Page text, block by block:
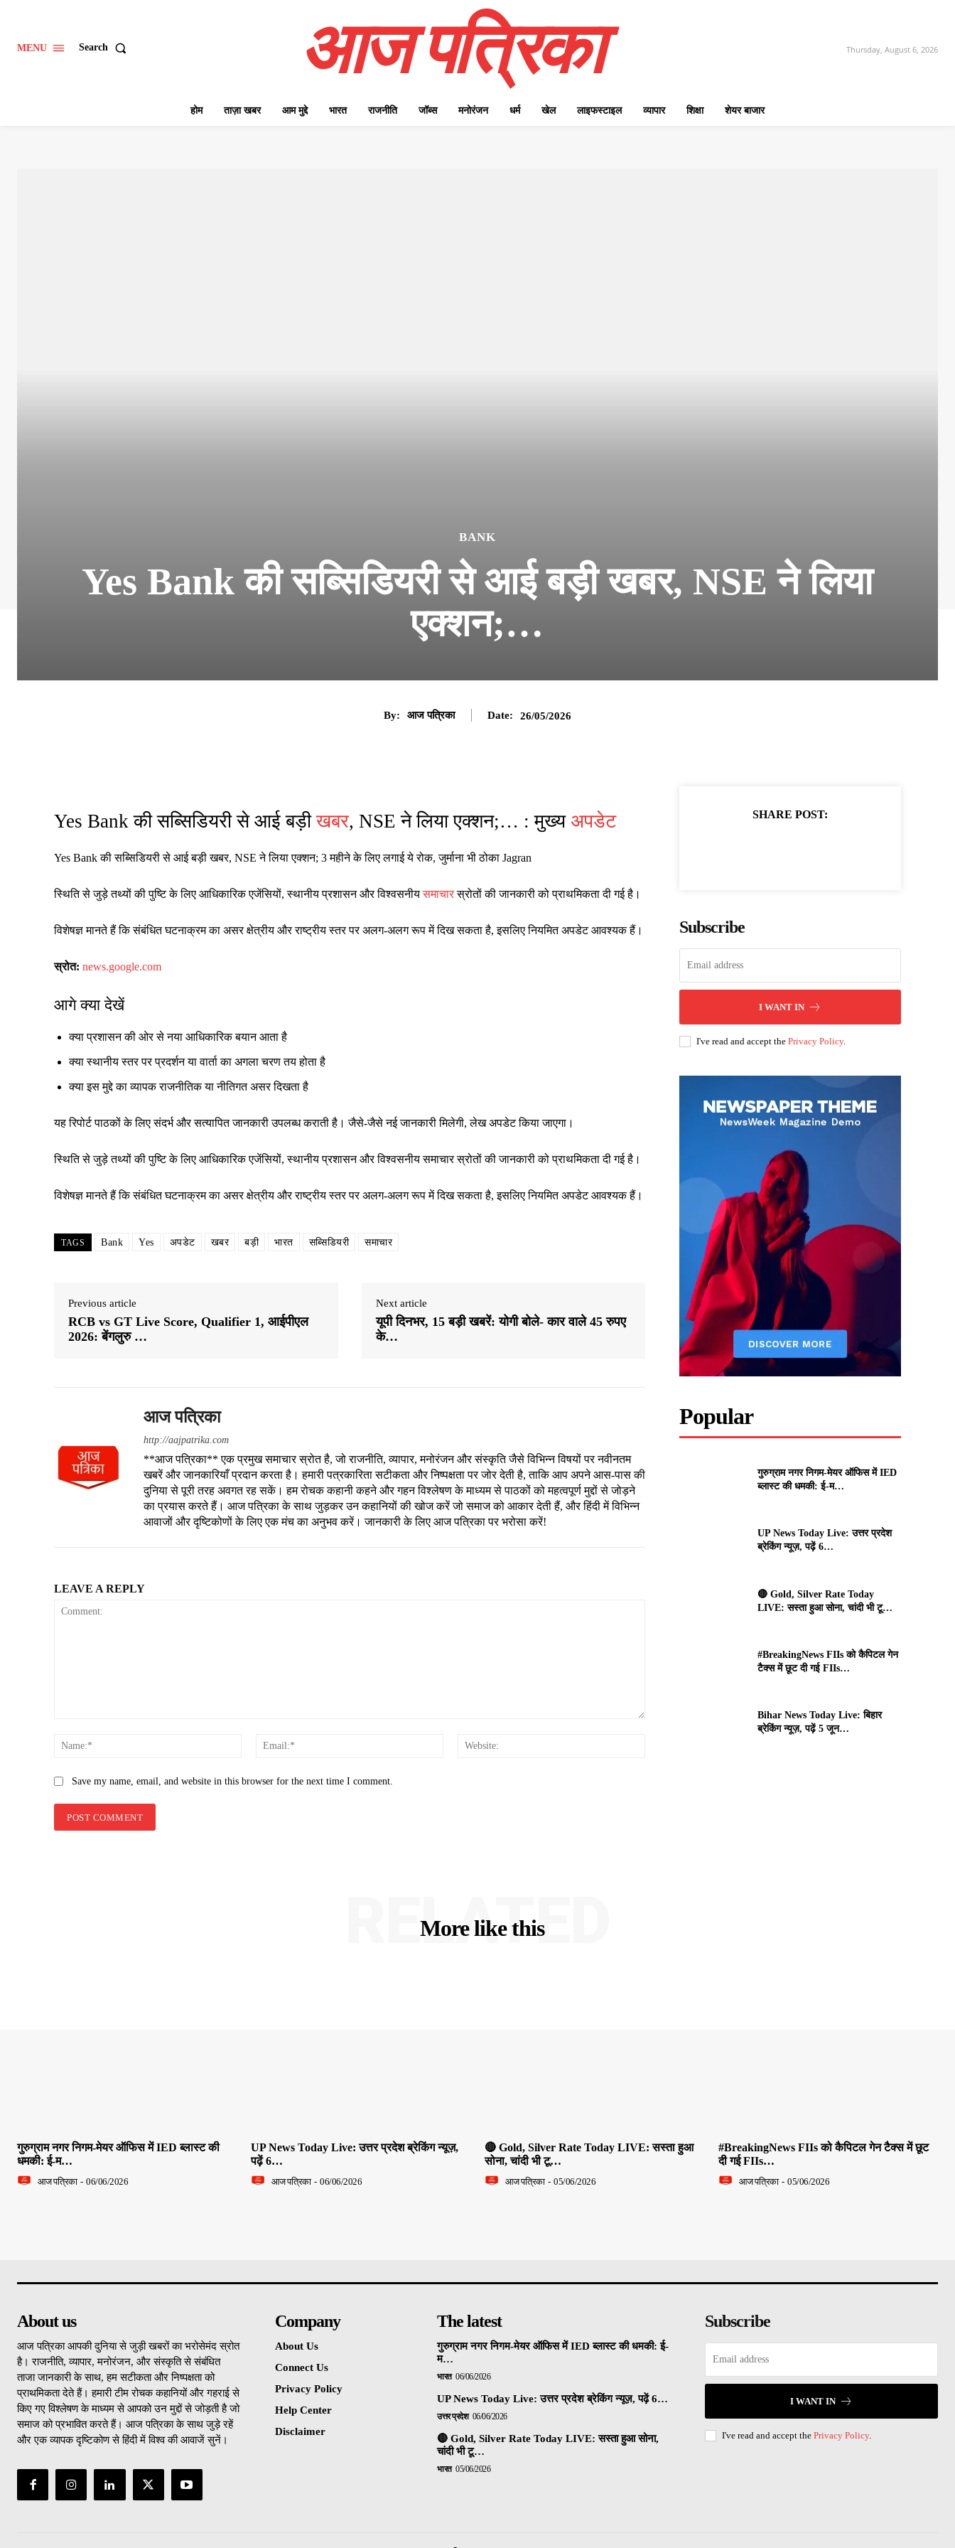
MENU Search आज पत्रिका Thursday, August 6, 2026
होम ताज़ा खबर आम मुद्दे भारत राजनीति जॉब्स मनोरंजन धर्म खेल लाइफस्टाइल व्यापार शिक्षा शेयर बाजार
BANK
Yes Bank की सब्सिडियरी से आई बड़ी खबर, NSE ने लिया
एक्शन;…
By: आज पत्रिका Date: 26/05/2026
Yes Bank की सब्सिडियरी से आई बड़ीखबर, NSE ने लिया एक्शन;… : मुख्य अपडेट
Yes Bank की सब्सिडियरी से आई बड़ी खबर, NSE ने लिया एक्शन; 3 महीने के लिए लगाई ये रोक, जुर्माना भी ठोका Jagran
स्थिति से जुड़े तथ्यों की पुष्टि के लिए आधिकारिक एजेंसियों, स्थानीय प्रशासन और विश्वसनीयसमाचारस्रोतों की जानकारी को प्राथमिकता दी गई है।
विशेषज्ञ मानते हैं कि संबंधित घटनाक्रम का असर क्षेत्रीय और राष्ट्रीय स्तर पर अलग-अलग रूप में दिख सकता है, इसलिए नियमित अपडेट आवश्यक हैं।
स्रोत: news.google.com
आगे क्या देखें
क्या प्रशासन की ओर से नया आधिकारिक बयान आता है
क्या स्थानीय स्तर पर प्रदर्शन या वार्ता का अगला चरण तय होता है
क्या इस मुद्दे का व्यापक राजनीतिक या नीतिगत असर दिखता है
यह रिपोर्ट पाठकों के लिए संदर्भ और सत्यापित जानकारी उपलब्ध कराती है। जैसे-जैसे नई जानकारी मिलेगी, लेख अपडेट किया जाएगा।
स्थिति से जुड़े तथ्यों की पुष्टि के लिए आधिकारिक एजेंसियों, स्थानीय प्रशासन और विश्वसनीय समाचार स्रोतों की जानकारी को प्राथमिकता दी गई है।
विशेषज्ञ मानते हैं कि संबंधित घटनाक्रम का असर क्षेत्रीय और राष्ट्रीय स्तर पर अलग-अलग रूप में दिख सकता है, इसलिए नियमित अपडेट आवश्यक हैं।
TAGS Bank Yes अपडेट खबर बड़ी भारत सब्सिडियरी समाचार
Previous article
RCB vs GT Live Score, Qualifier 1, आईपीएल
2026: बेंगलुरु …
Next article
यूपी दिनभर, 15 बड़ी खबरें: योगी बोले- कार वाले 45 रुपए
के…
आज पत्रिका
http://aajpatrika.com
**आज पत्रिका** एक प्रमुख समाचार स्रोत है, जो राजनीति, व्यापार, मनोरंजन और संस्कृति जैसे विभिन्न विषयों पर नवीनतम
खबरें और जानकारियाँ प्रदान करता है। हमारी पत्रकारिता सटीकता और निष्पक्षता पर जोर देती है, ताकि आप अपने आस-पास की
दुनिया से पूरी तरह अवगत रह सकें। हम रोचक कहानी कहने और गहन विश्लेषण के माध्यम से पाठकों को महत्वपूर्ण मुद्दों से जोड़ने
का प्रयास करते हैं। आज पत्रिका के साथ जुड़कर उन कहानियों की खोज करें जो समाज को आकार देती हैं, और हिंदी में विभिन्न
आवाजों और दृष्टिकोणों के लिए एक मंच का अनुभव करें। जानकारी के लिए आज पत्रिका पर भरोसा करें!
LEAVE A REPLY
Name:*
Email:*
Save my name, email, and website in this browser for the next time I comment.
SHARE POST:
Subscribe
I WANT IN
I've read and accept thePrivacy Policy.
Popular
गुरुग्राम नगर निगम-मेयर ऑफिस में IED
ब्लास्ट की धमकी: ई-म…
UP News Today Live: उत्तर प्रदेश
ब्रेकिंग न्यूज़, पढ़ें 6…
🔴 Gold, Silver Rate Today
LIVE: सस्ता हुआ सोना, चांदी भी टू…
#BreakingNews FIIs को कैपिटल गेन
टैक्स में छूट दी गई FIIs…
Bihar News Today Live: बिहार
ब्रेकिंग न्यूज़, पढ़ें 5 जून…
More like this
RELATED
गुरुग्राम नगर निगम-मेयर ऑफिस में IED ब्लास्ट की
धमकी: ई-म…
आज पत्रिका - 06/06/2026
UP News Today Live: उत्तर प्रदेश ब्रेकिंग न्यूज़,
पढ़ें 6…
आज पत्रिका - 06/06/2026
🔴 Gold, Silver Rate Today LIVE: सस्ता हुआ
सोना, चांदी भी टू…
आज पत्रिका - 05/06/2026
#BreakingNews FIIs को कैपिटल गेन टैक्स में छूट
दी गई FIIs…
आज पत्रिका - 05/06/2026
About us
आज पत्रिका आपकी दुनिया से जुड़ी खबरों का भरोसेमंद स्रोत
है। राजनीति, व्यापार, मनोरंजन, और संस्कृति से संबंधित
ताजा जानकारी के साथ, हम सटीकता और निष्पक्षता को
प्राथमिकता देते हैं। हमारी टीम रोचक कहानियों और गहराई से
किए गए विश्लेषण के माध्यम से आपको उन मुद्दों से जोड़ती है जो
समाज को प्रभावित करते हैं। आज पत्रिका के साथ जुड़े रहें
और एक व्यापक दृष्टिकोण से हिंदी में विश्व की आवाजें सुनें।
Company
About Us
Connect Us
Privacy Policy
Help Center
Disclaimer
The latest
गुरुग्राम नगर निगम-मेयर ऑफिस में IED ब्लास्ट की धमकी: ई-
म…
भारत 06/06/2026
UP News Today Live: उत्तर प्रदेश ब्रेकिंग न्यूज़, पढ़ें 6…
उत्तर प्रदेश 06/06/2026
🔴 Gold, Silver Rate Today LIVE: सस्ता हुआ सोना,
चांदी भी टू…
भारत 05/06/2026
Subscribe
I WANT IN
I've read and accept the Privacy Policy.